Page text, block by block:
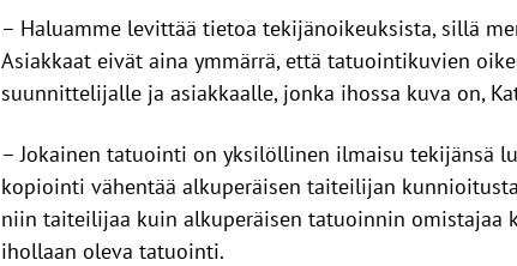
– Haluamme levittää tietoa tekijänoikeuksista, sillä
Asiakkaat eivät aina ymmärrä, että tatuointikuvien
suunnittelijalle ja asiakkaalle, jonka ihossa kuva on,
– Jokainen tatuointi on yksilöllinen ilmaisu tekijänsä
kopiointi vähentää alkuperäisen taiteilijan
niin taiteilijaa kuin alkuperäisen tatuoinnin omistajaa
ihollaan oleva tatuointi.